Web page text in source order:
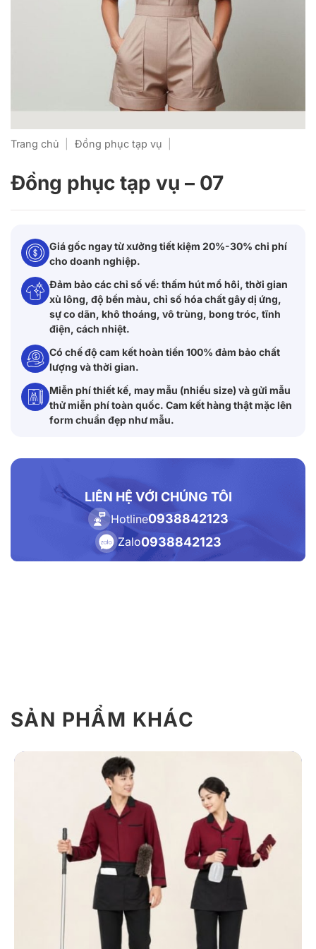
Trang chủ Đồng phục tạp vụ
Đồng phục tạp vụ – 07
Giá gốc ngay từ xưởng tiết kiệm 20%-30% chi phí
cho doanh nghiệp.
Đảm bảo các chỉ số về: thấm hút mồ hôi, thời gian
xù lông, độ bền màu, chỉ số hóa chất gây dị ứng,
sự co dãn, khô thoáng, vô trùng, bong tróc, tĩnh
điện, cách nhiệt.
Có chế độ cam kết hoàn tiền 100% đảm bảo chất
lượng và thời gian.
Miễn phí thiết kế, may mẫu (nhiều size) và gửi mẫu
thử miễn phí toàn quốc. Cam kết hàng thật mặc lên
form chuẩn đẹp như mẫu.
LIÊN HỆ VỚI CHÚNG TÔI
Hotline0938842123
Zalo0938842123
SẢN PHẨM KHÁC